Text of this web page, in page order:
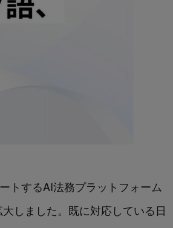
トするAI法務プラットフォーム
しました。既に対応している日